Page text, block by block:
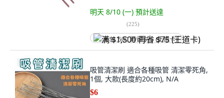
明天 8/10 (一) 預計送達
(225)
满 $1,500 再省 $75 (王道卡)
吸管清潔刷 適合各種吸管 清潔零死角,
1個, 大款(長度約20cm), N/A
$6